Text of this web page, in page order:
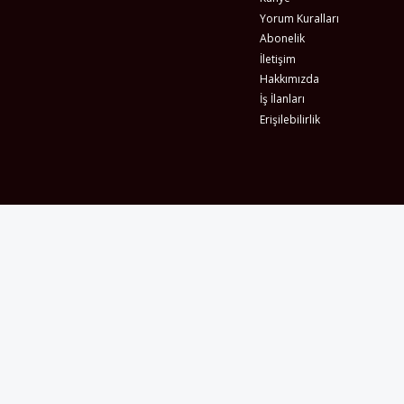
Yorum Kuralları
Abonelik
İletişim
Hakkımızda
İş İlanları
Erişilebilirlik